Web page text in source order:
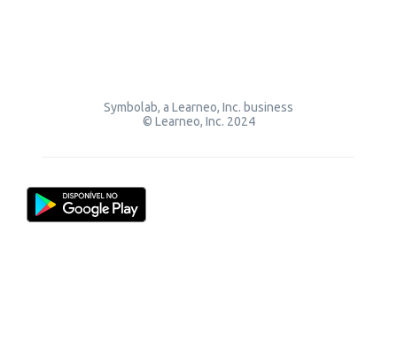
Symbolab, a Learneo, Inc. business
© Learneo, Inc. 2024